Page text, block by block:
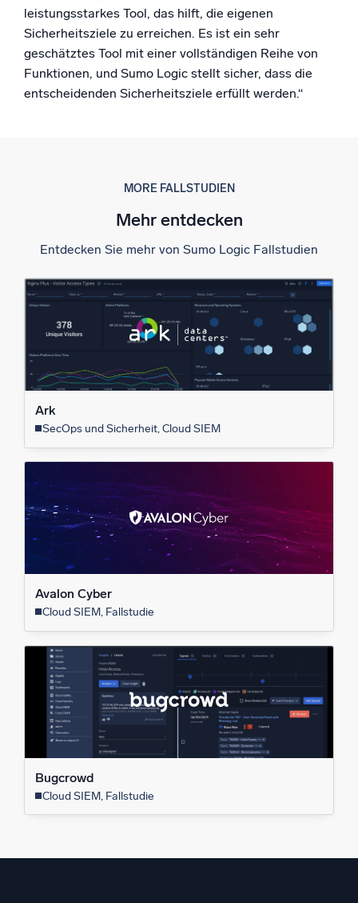
leistungsstarkes Tool, das hilft, die eigenen
Sicherheitsziele zu erreichen. Es ist ein sehr
geschätztes Tool mit einer vollständigen Reihe von
Funktionen, und Sumo Logic stellt sicher, dass die
entscheidenden Sicherheitsziele erfüllt werden.“
MORE FALLSTUDIEN
Mehr entdecken
Entdecken Sie mehr von Sumo Logic Fallstudien
Ark
SecOps und Sicherheit, Cloud SIEM
Avalon Cyber
Cloud SIEM, Fallstudie
Bugcrowd
Cloud SIEM, Fallstudie